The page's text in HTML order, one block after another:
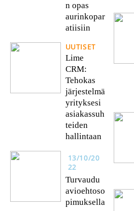
n opas
aurinkopar
atiisiin
UUTISET
Lime
CRM:
Tehokas
järjestelmä
yrityksesi
asiakassuh
teiden
hallintaan
13/10/20
22
Turvaudu
avioehtoso
pimuksella